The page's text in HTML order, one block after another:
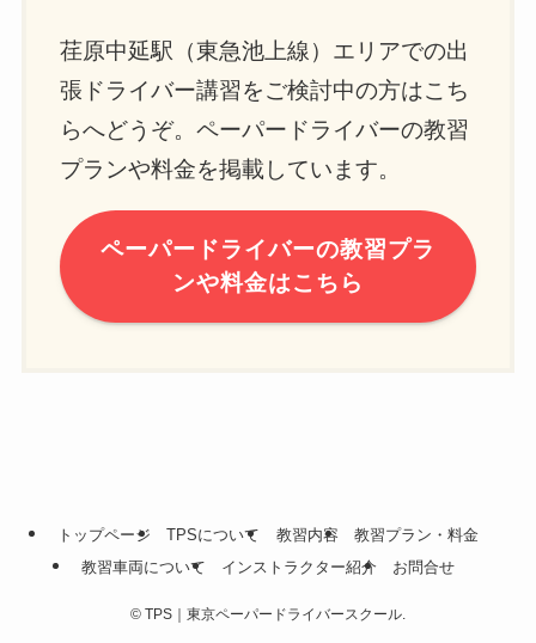
荏原中延駅（東急池上線）エリアでの出
張ドライバー講習をご検討中の方はこち
らへどうぞ。ペーパードライバーの教習
プランや料金を掲載しています。
ペーパードライバーの教習プラ
ンや料金はこちら
トップページ TPSについて 教習内容
教習プラン・料金
教習車両について
インストラクター紹介 お問合せ
© TPS｜東京ペーパードライバースクール.